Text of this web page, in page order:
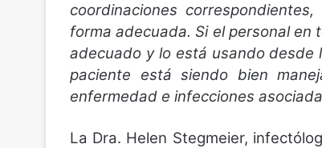
coordinaciones
forma adecuada. Si el personal
adecuado y lo está usando desde
paciente está siendo bien
enfermedad e infecciones
La Dra. Helen Stegmeier,